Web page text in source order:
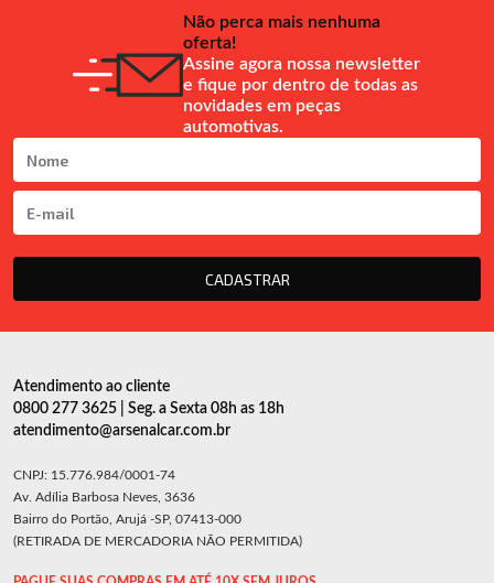
Não perca mais nenhuma
oferta!
Assine agora nossa newsletter
e fique por dentro de todas as
novidades em peças
automotivas.
CADASTRAR
Atendimento ao cliente
0800 277 3625 | Seg. a Sexta 08h as 18h
atendimento@arsenalcar.com.br
CNPJ: 15.776.984/0001-74
Av. Adília Barbosa Neves, 3636
Bairro do Portão, Arujá -SP, 07413-000
(RETIRADA DE MERCADORIA NÃO PERMITIDA)